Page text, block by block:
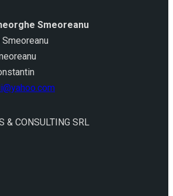
Smeoreanu
& CONSULTING SRL